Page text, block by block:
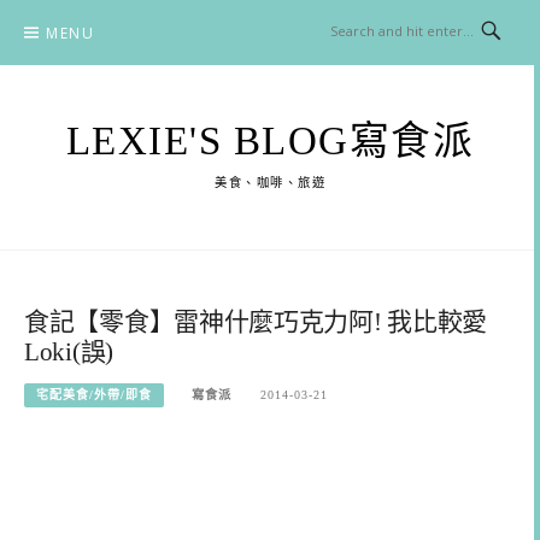
content
MENU
LEXIE'S BLOG寫食派
美食、咖啡、旅遊
食記【零食】雷神什麼巧克力阿! 我比較愛
Loki(誤)
宅配美食/外帶/即食 寫食派 2014-03-21